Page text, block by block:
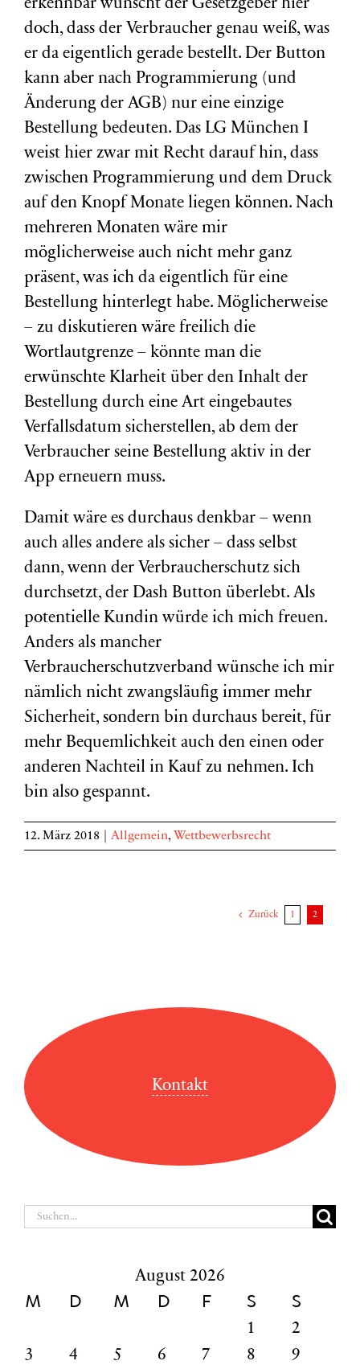
erkennbar wünscht der Gesetzgeber hier
doch, dass der Verbraucher genau weiß, was
er da eigentlich gerade bestellt. Der Button
kann aber nach Programmierung (und
Änderung der AGB) nur eine einzige
Bestellung bedeuten. Das LG München I
weist hier zwar mit Recht darauf hin, dass
zwischen Programmierung und dem Druck
auf den Knopf Monate liegen können. Nach
mehreren Monaten wäre mir
möglicherweise auch nicht mehr ganz
präsent, was ich da eigentlich für eine
Bestellung hinterlegt habe. Möglicherweise
– zu diskutieren wäre freilich die
Wortlautgrenze – könnte man die
erwünschte Klarheit über den Inhalt der
Bestellung durch eine Art eingebautes
Verfallsdatum sicherstellen, ab dem der
Verbraucher seine Bestellung aktiv in der
App erneuern muss.
Damit wäre es durchaus denkbar – wenn
auch alles andere als sicher – dass selbst
dann, wenn der Verbraucherschutz sich
durchsetzt, der Dash Button überlebt. Als
potentielle Kundin würde ich mich freuen.
Anders als mancher
Verbraucherschutzverband wünsche ich mir
nämlich nicht zwangsläufig immer mehr
Sicherheit, sondern bin durchaus bereit, für
mehr Bequemlichkeit auch den einen oder
anderen Nachteil in Kauf zu nehmen. Ich
bin also gespannt.
12. März 2018 Allgemein, Wettbewerbsrecht
Zurück 1 2
Kontakt
Suche
August 2026
M D M D F S S
1
2
3
4 5 6 7 8
9